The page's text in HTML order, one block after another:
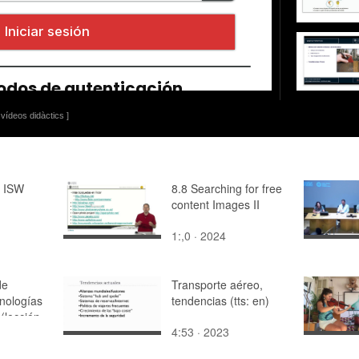
didàctics ]
8.8 Searching for free
content Images II
1:,0 · 2024
Transporte aéreo,
tendencias (tts: en)
4:53 · 2023